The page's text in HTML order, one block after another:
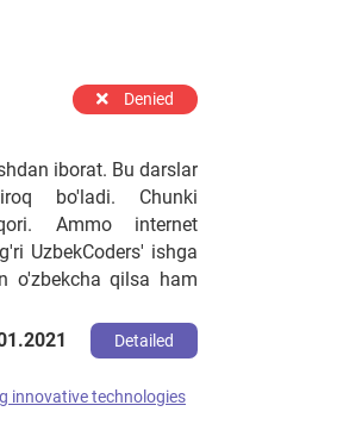
Denied
iborat. Bu darslar
bo'ladi. Chunki
Ammo internet
UzbekCoders' ishga
o'zbekcha qilsa ham
va Codemy.com
Detailed
innovative technologies